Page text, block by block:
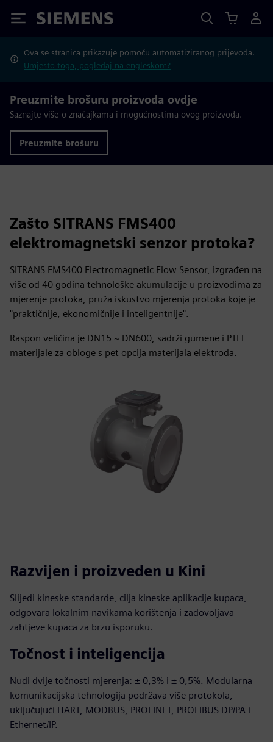
Siemens
Ova se stranica prikazuje pomoću automatiziranog prijevoda.
Umjesto toga, pogledaj na engleskom?
Preuzmite brošuru proizvoda ovdje
Saznajte više o značajkama i mogućnostima ovog proizvoda.
Preuzmite brošuru
Zašto SITRANS FMS400
elektromagnetski senzor protoka?
SITRANS FMS400 Electromagnetic Flow Sensor, izgrađen na
više od 40 godina tehnološke akumulacije u proizvodima za
mjerenje protoka, pruža iskustvo mjerenja protoka koje je
"praktičnije, ekonomičnije i inteligentnije".
Raspon veličina je DN15 ~ DN600, sadrži gumene i PTFE
materijale za obloge s pet opcija materijala elektroda.
Razvijen i proizveden u Kini
Slijedi kineske standarde, cilja kineske aplikacije kupaca,
odgovara lokalnim navikama korištenja i zadovoljava
zahtjeve kupaca za brzu isporuku.
Točnost i inteligencija
Nudi dvije točnosti mjerenja: ± 0,3% i ± 0,5%. Modularna
komunikacijska tehnologija podržava više protokola,
uključujući HART, MODBUS, PROFINET, PROFIBUS DP/PA i
Ethernet/IP.